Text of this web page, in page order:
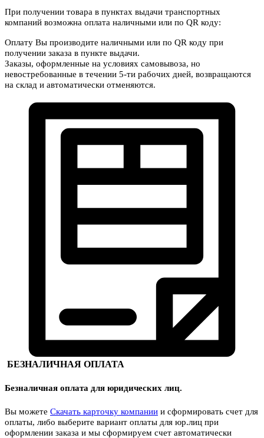
При получении товара в пунктах выдачи транспортных
компаний возможна оплата наличными или по QR коду:
Оплату Вы производите наличными или по QR коду при
получении заказа в пункте выдачи.
Заказы, оформленные на условиях самовывоза, но
невостребованные в течении 5-ти рабочих дней, возвращаются
на склад и автоматически отменяются.
БЕЗНАЛИЧНАЯ ОПЛАТА
Безналичная оплата для юридических лиц.
Вы можете Скачать карточку компании и сформировать счет для
оплаты, либо выберите вариант оплаты для юр.лиц при
оформлении заказа и мы сформируем счет автоматически